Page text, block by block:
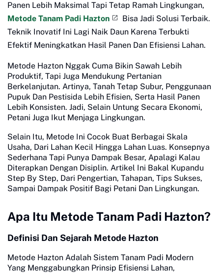
Panen Lebih Maksimal Tapi Tetap Ramah Lingkungan,
Metode Tanam Padi Hazton
Bisa Jadi Solusi Terbaik.
Teknik Inovatif Ini Lagi Naik Daun Karena Terbukti
Efektif Meningkatkan Hasil Panen Dan Efisiensi Lahan.
Metode Hazton Nggak Cuma Bikin Sawah Lebih
Produktif, Tapi Juga Mendukung Pertanian
Berkelanjutan. Artinya, Tanah Tetap Subur, Penggunaan
Pupuk Dan Pestisida Lebih Efisien, Serta Hasil Panen
Lebih Konsisten. Jadi, Selain Untung Secara Ekonomi,
Petani Juga Ikut Menjaga Lingkungan.
Selain Itu, Metode Ini Cocok Buat Berbagai Skala
Usaha, Dari Lahan Kecil Hingga Lahan Luas. Konsepnya
Sederhana Tapi Punya Dampak Besar, Apalagi Kalau
Diterapkan Dengan Disiplin. Artikel Ini Bakal Kupandu
Step By Step, Dari Pengertian, Tahapan, Tips Sukses,
Sampai Dampak Positif Bagi Petani Dan Lingkungan.
Apa Itu Metode Tanam Padi Hazton?
Definisi Dan Sejarah Metode Hazton
Metode Hazton Adalah Sistem Tanam Padi Modern
Yang Menggabungkan Prinsip Efisiensi Lahan,